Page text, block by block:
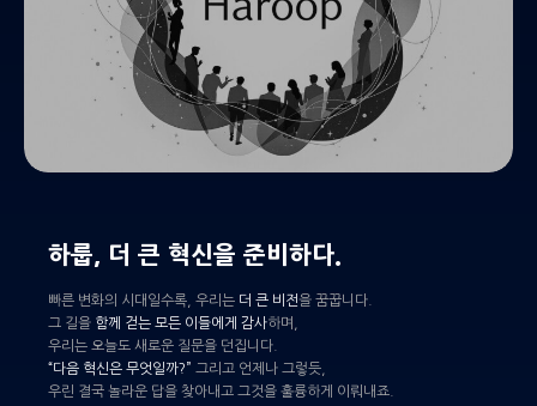
하룹, 더 큰 혁신을 준비하다.
빠른 변화의 시대일수록, 우리는 더 큰 비전을 꿈꿉니다.
그 길을 함께 걷는 모든 이들에게 감사하며,
우리는 오늘도 새로운 질문을 던집니다.
“다음 혁신은 무엇일까?” 그리고 언제나 그렇듯,
우린 결국 놀라운 답을 찾아내고 그것을 훌륭하게 이뤄내죠.